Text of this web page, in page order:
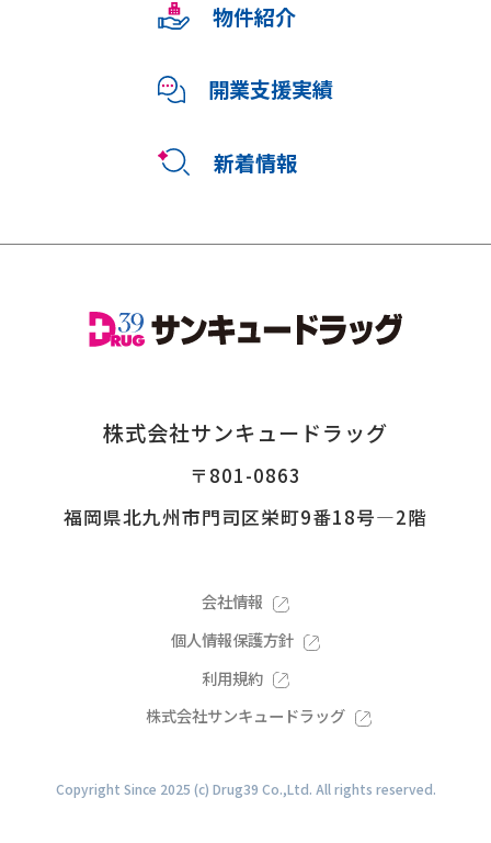
物件紹介
開業支援実績
新着情報
株式会社サンキュードラッグ
〒801-0863
福岡県北九州市門司区栄町9番18号―2階
会社情報
個人情報保護方針
利用規約
株式会社サンキュードラッグ
Copyright Since 2025 (c) Drug39 Co.,Ltd. All rights reserved.